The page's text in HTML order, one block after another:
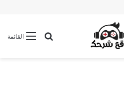
القائمةبحث عن